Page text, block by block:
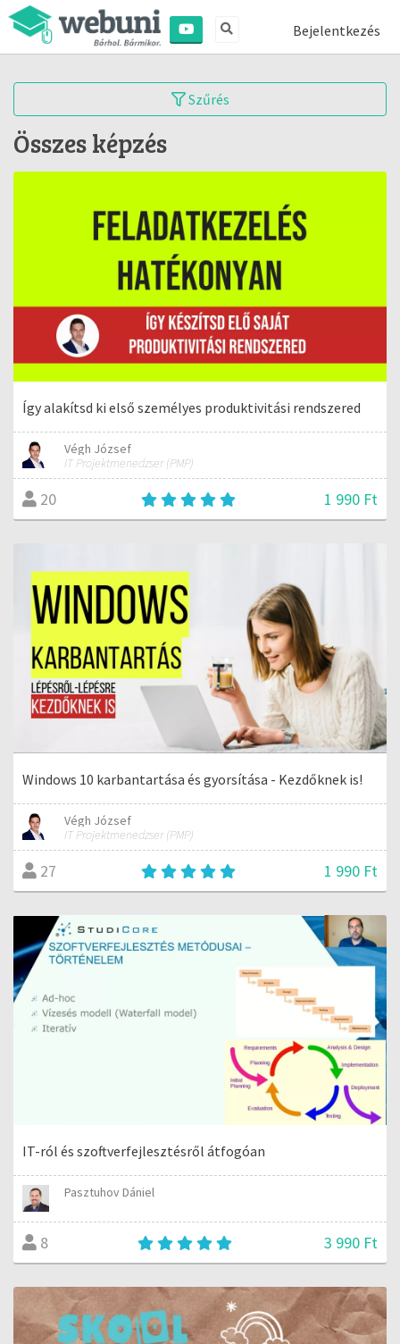
Bejelentkezés
Szűrés
Összes képzés
Így alakítsd ki első személyes produktivitási rendszered
Végh József
IT Projektmenedzser (PMP)
20 1 990 Ft
Windows 10 karbantartása és gyorsítása - Kezdőknek is!
Végh József
IT Projektmenedzser (PMP)
27 1 990 Ft
IT-ról és szoftverfejlesztésről átfogóan
Pasztuhov Dániel
8 3 990 Ft